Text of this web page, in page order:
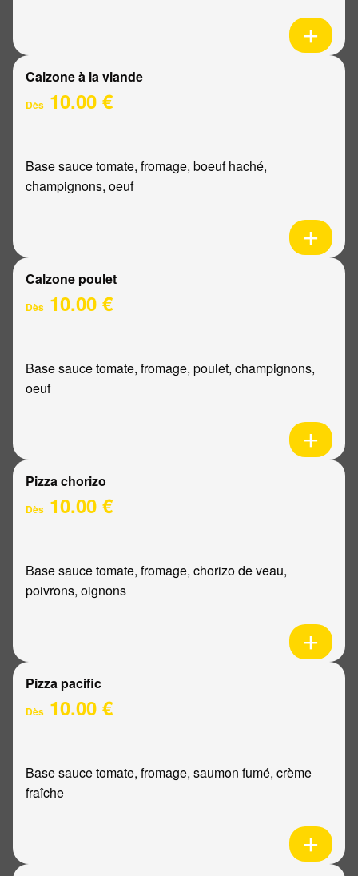
Calzone à la viande
Dès 10.00 €
Base sauce tomate, fromage, boeuf haché,
champignons, oeuf
Calzone poulet
Dès 10.00 €
Base sauce tomate, fromage, poulet, champignons,
oeuf
Pizza chorizo
Dès 10.00 €
Base sauce tomate, fromage, chorizo de veau,
poivrons, oignons
Pizza pacific
Dès 10.00 €
Base sauce tomate, fromage, saumon fumé, crème
fraîche